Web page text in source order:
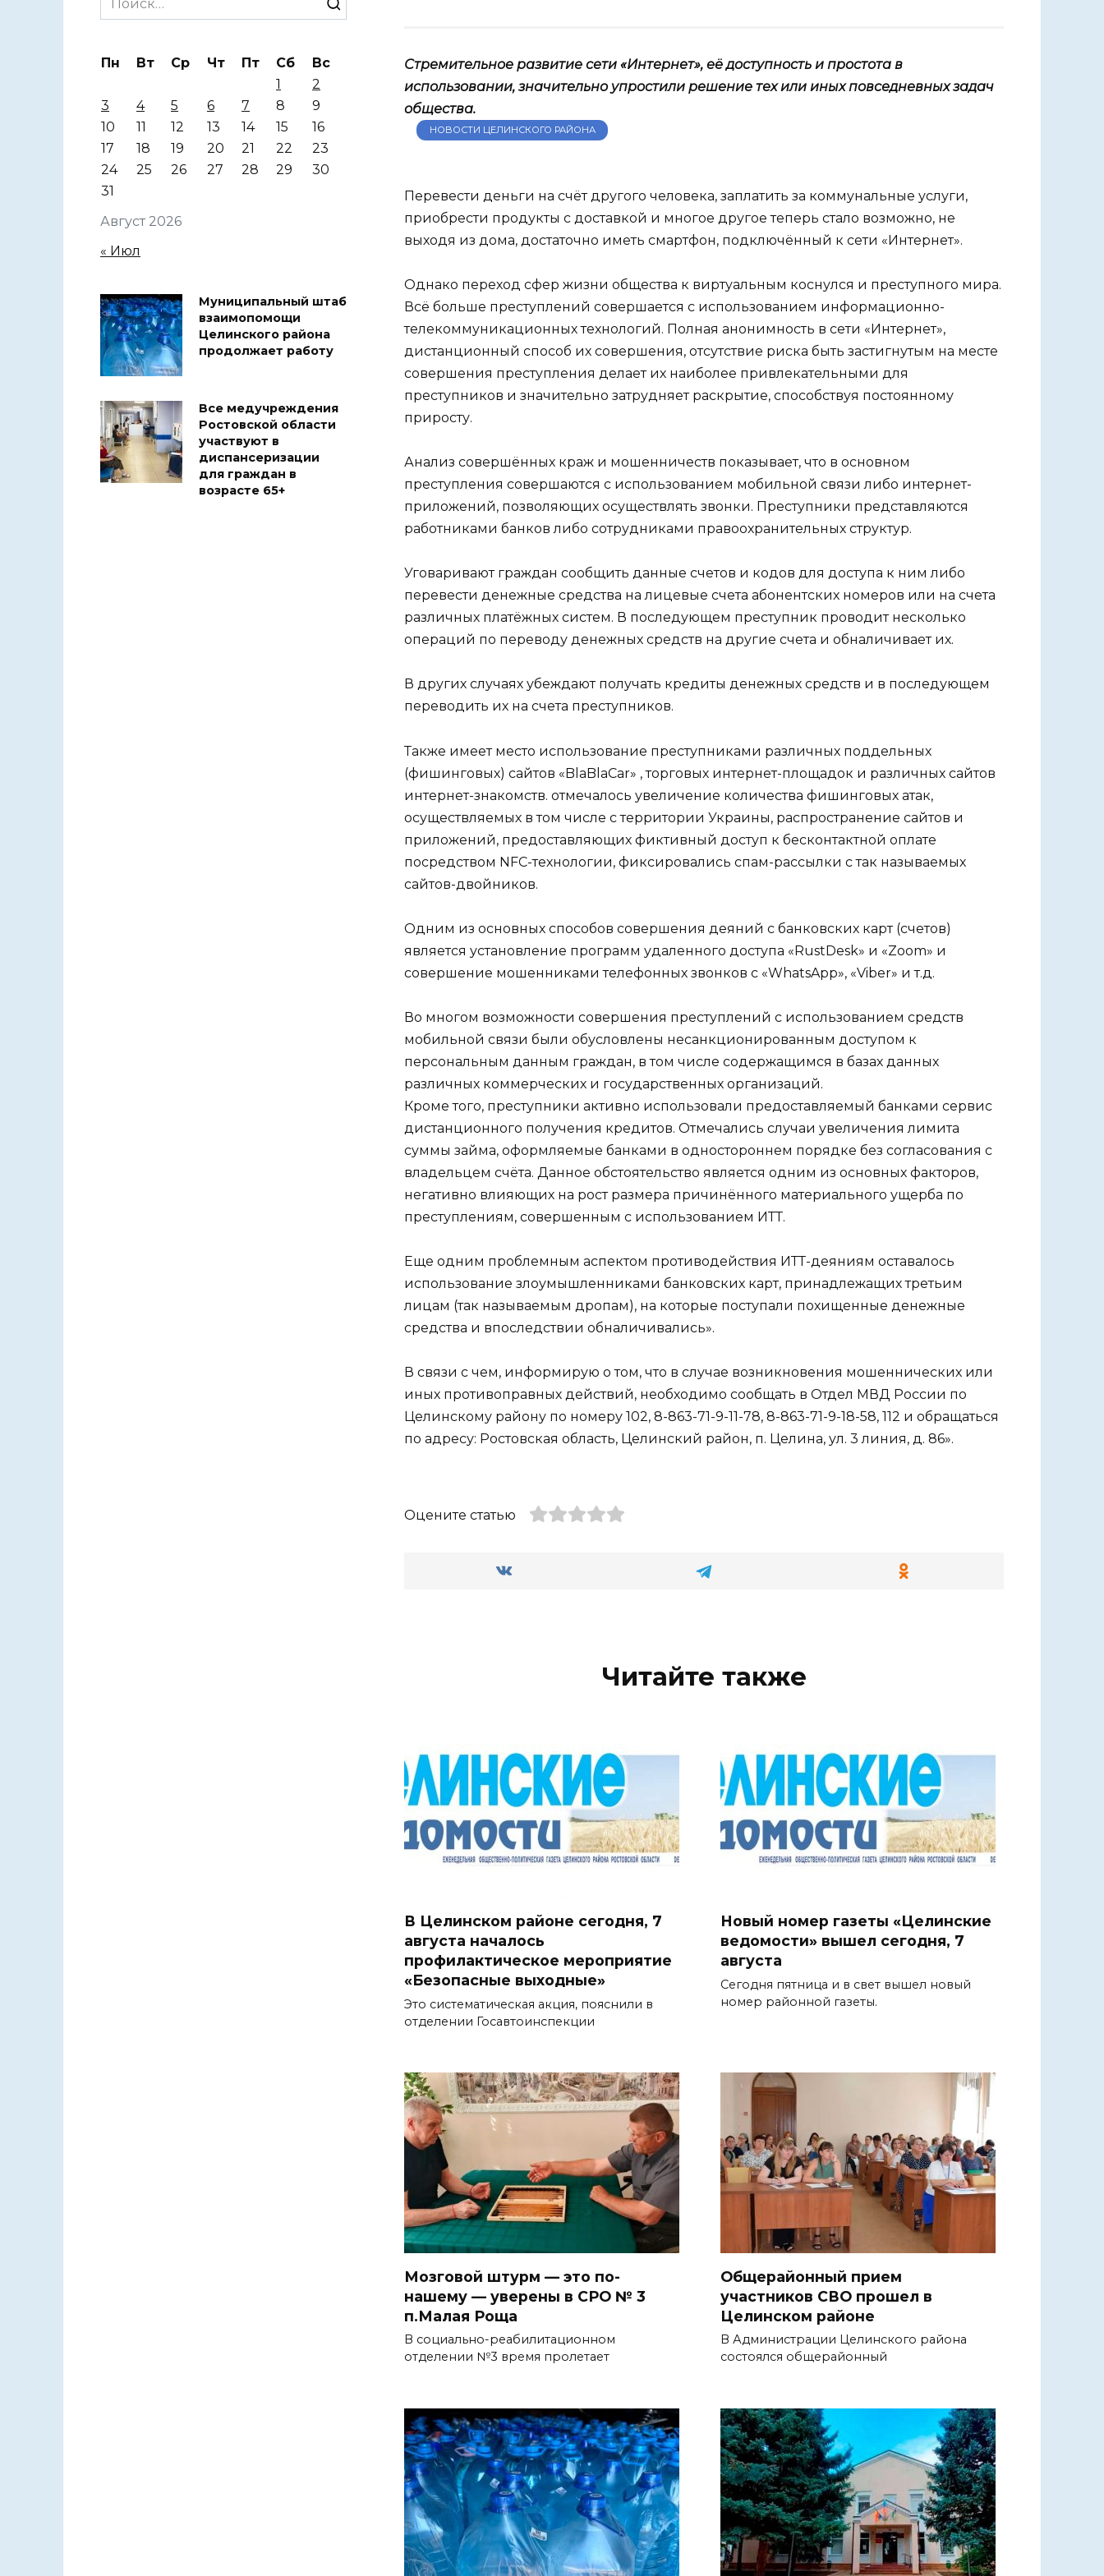
Стремительное развитие сети «Интернет», её доступность и простота в
использовании, значительно упростили решение тех или иных повседневных задач
общества.
НОВОСТИ ЦЕЛИНСКОГО РАЙОНА
Перевести деньги на счёт другого человека, заплатить за коммунальные услуги,
приобрести продукты с доставкой и многое другое теперь стало возможно, не
выходя из дома, достаточно иметь смартфон, подключённый к сети «Интернет».
Однако переход сфер жизни общества к виртуальным коснулся и преступного мира.
Всё больше преступлений совершается с использованием информационно-
телекоммуникационных технологий. Полная анонимность в сети «Интернет»,
дистанционный способ их совершения, отсутствие риска быть застигнутым на месте
совершения преступления делает их наиболее привлекательными для
преступников и значительно затрудняет раскрытие, способствуя постоянному
приросту.
Анализ совершённых краж и мошенничеств показывает, что в основном
преступления совершаются с использованием мобильной связи либо интернет-
приложений, позволяющих осуществлять звонки. Преступники представляются
работниками банков либо сотрудниками правоохранительных структур.
Уговаривают граждан сообщить данные счетов и кодов для доступа к ним либо
перевести денежные средства на лицевые счета абонентских номеров или на счета
различных платёжных систем. В последующем преступник проводит несколько
операций по переводу денежных средств на другие счета и обналичивает их.
В других случаях убеждают получать кредиты денежных средств и в последующем
переводить их на счета преступников.
Также имеет место использование преступниками различных поддельных
(фишинговых) сайтов «BlaBlaCar» , торговых интернет-площадок и различных сайтов
интернет-знакомств. отмечалось увеличение количества фишинговых атак,
осуществляемых в том числе с территории Украины, распространение сайтов и
приложений, предоставляющих фиктивный доступ к бесконтактной оплате
посредством NFC-технологии, фиксировались спам-рассылки с так называемых
сайтов-двойников.
Одним из основных способов совершения деяний с банковских карт (счетов)
является установление программ удаленного доступа «RustDesk» и «Zoom» и
совершение мошенниками телефонных звонков с «WhatsApp», «Viber» и т.д.
Во многом возможности совершения преступлений с использованием средств
мобильной связи были обусловлены несанкционированным доступом к
персональным данным граждан, в том числе содержащимся в базах данных
различных коммерческих и государственных организаций.
Кроме того, преступники активно использовали предоставляемый банками сервис
дистанционного получения кредитов. Отмечались случаи увеличения лимита
суммы займа, оформляемые банками в одностороннем порядке без согласования с
владельцем счёта. Данное обстоятельство является одним из основных факторов,
негативно влияющих на рост размера причинённого материального ущерба по
преступлениям, совершенным с использованием ИТТ.
Еще одним проблемным аспектом противодействия ИТТ-деяниям оставалось
использование злоумышленниками банковских карт, принадлежащих третьим
лицам (так называемым дропам), на которые поступали похищенные денежные
средства и впоследствии обналичивались».
В связи с чем, информирую о том, что в случае возникновения мошеннических или
иных противоправных действий, необходимо сообщать в Отдел МВД России по
Целинскому району по номеру 102, 8-863-71-9-11-78, 8-863-71-9-18-58, 112 и обращаться
по адресу: Ростовская область, Целинский район, п. Целина, ул. 3 линия, д. 86».
Оцените статью
Читайте также
В Целинском районе сегодня, 7
августа началось
профилактическое мероприятие
«Безопасные выходные»
Это систематическая акция, пояснили в
отделении Госавтоинспекции
Новый номер газеты «Целинские
ведомости» вышел сегодня, 7
августа
Сегодня пятница и в свет вышел новый
номер районной газеты.
Мозговой штурм — это по-
нашему — уверены в СРО № 3
п.Малая Роща
В социально-реабилитационном
отделении №3 время пролетает
Общерайонный прием
участников СВО прошел в
Целинском районе
В Администрации Целинского района
состоялся общерайонный
for:
Август 2026
Пн Вт Ср Чт Пт Сб
Вс
1
2
3
4 5 6 7 8
9
10
11 12 13 14 15
16
17
18 19 20 21 22
23
24
25 26 27 28 29
30
31
« Июл
Муниципальный штаб
взаимопомощи
Целинского района
продолжает работу
Все медучреждения
Ростовской области
участвуют в
диспансеризации
для граждан в
возрасте 65+